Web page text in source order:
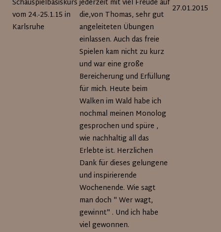
Schauspielbasiskurs
vom 24.-25.1.15 in
Karlsruhe
jederzeit mit viel Freude auf
die,von Thomas, sehr gut
angeleiteten Übungen
einlassen. Auch das freie
Spielen kam nicht zu kurz
und war eine große
Bereicherung und Erfüllung
für mich. Heute beim
Walken im Wald habe ich
nochmal meinen Monolog
gesprochen und spüre ,
wie nachhaltig all das
Erlebte ist. Herzlichen
Dank für dieses gelungene
und inspirierende
Wochenende. Wie sagt
man doch " Wer wagt,
gewinnt" . Und ich habe
viel gewonnen.
27.01.2015